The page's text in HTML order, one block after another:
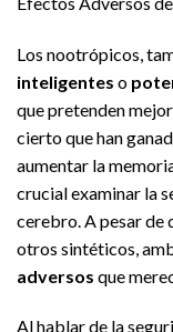
Los nootrópicos,
inteligentes o
que pretenden
cierto que han
aumentar la
crucial examinar la
cerebro. A pesar de
otros sintéticos,
adversos que
Al hablar de la